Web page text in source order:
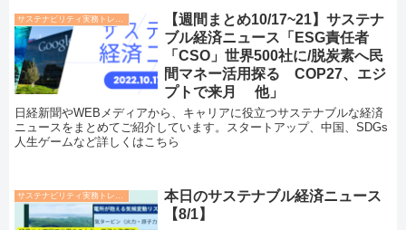
【週間まとめ10/17~21】サステナ
ブル経済ニュース「ESG責任者
「CSO」世界500社に/脱炭素へ民
間マネー活用探る COP27、エジ
プトで来月 他」
日経新聞やWEBメディアから、キャリアに役立つサステナブルな経済
ニュースをまとめてご紹介しています。スタートアップ、中国、SDGs
人生ゲームなど詳しくはこちら
本日のサステナブル経済ニュース
【8/1】